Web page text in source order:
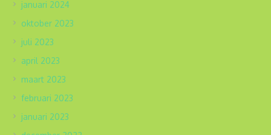
januari 2024
oktober 2023
juli 2023
april 2023
maart 2023
februari 2023
januari 2023